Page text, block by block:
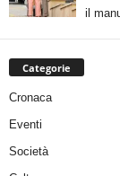
il
Categorie
Cronaca
Eventi
Società